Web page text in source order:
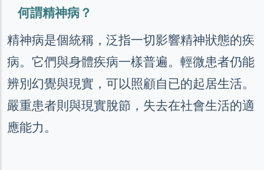
何謂精神病？
精神病是個統稱，泛指一切影響精神狀態的疾
病。它們與身體疾病一樣普遍。輕微患者仍能
辨別幻覺與現實，可以照顧自已的起居生活。
嚴重患者則與現實脫節，失去在社會生活的適
應能力。